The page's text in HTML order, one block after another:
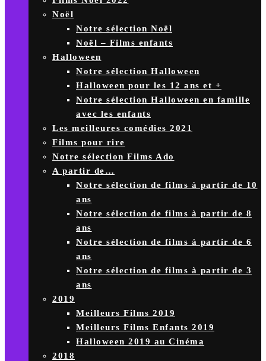
Noël
Notre sélection Noël
Noël – Films enfants
Halloween
Notre sélection Halloween
Halloween pour les 12 ans et +
Notre sélection Halloween en famille
avec les enfants
Les meilleures comédies 2021
Films pour rire
Notre sélection Films Ado
A partir de…
Notre sélection de films à partir de 10
ans
Notre sélection de films à partir de 8
ans
Notre sélection de films à partir de 6
ans
Notre sélection de films à partir de 3
ans
2019
Meilleurs Films 2019
Meilleurs Films Enfants 2019
Halloween 2019 au Cinéma
2018